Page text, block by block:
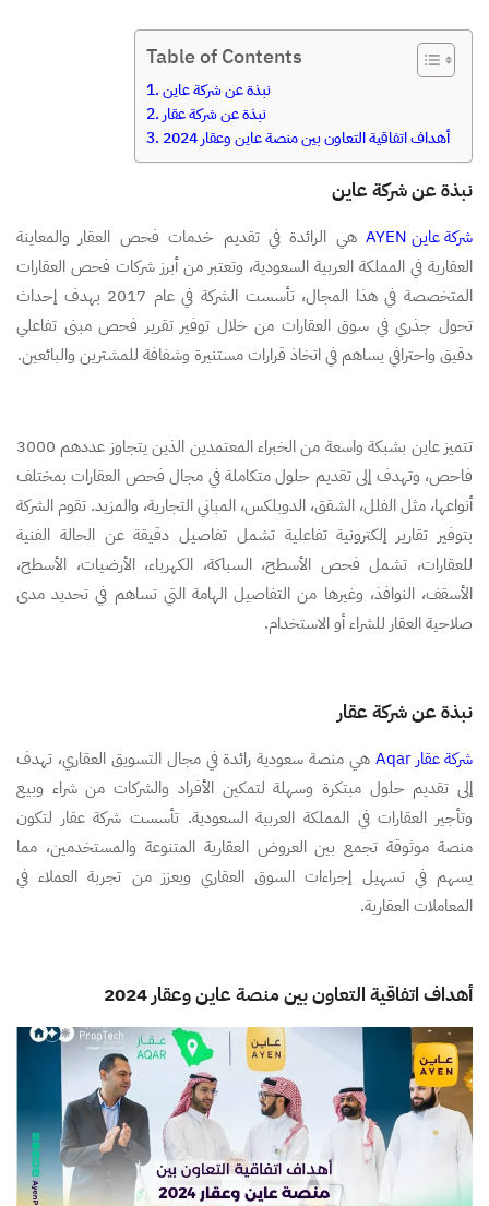
Table of Contents
نبذة عن شركة عاين
نبذة عن شركة عقار
أهداف اتفاقية التعاون بين منصة عاين وعقار 2024
نبذة عن شركة عاين
شركة عاين AYEN
هي الرائدة في تقديم خدمات فحص العقار والمعاينة
العقارية في المملكة العربية السعودية، وتعتبر من أبرز شركات فحص العقارات
المتخصصة في هذا المجال، تأسست الشركة في عام 2017 بهدف إحداث
تحول جذري في سوق العقارات من خلال توفير تقرير فحص مبنى تفاعلي
دقيق واحترافي يساهم في اتخاذ قرارات مستنيرة وشفافة للمشترين والبائعين.
تتميز عاين بشبكة واسعة من الخبراء المعتمدين الذين يتجاوز عددهم 3000
فاحص، وتهدف إلى تقديم حلول متكاملة في مجال فحص العقارات بمختلف
أنواعها، مثل الفلل، الشقق، الدوبلكس، المباني التجارية، والمزيد. تقوم الشركة
بتوفير تقارير إلكترونية تفاعلية تشمل تفاصيل دقيقة عن الحالة الفنية
للعقارات، تشمل فحص الأسطح، السباكة، الكهرباء، الأرضيات، الأسطح،
الأسقف، النوافذ، وغيرها من التفاصيل الهامة التي تساهم في تحديد مدى
صلاحية العقار للشراء أو الاستخدام.
نبذة عن شركة عقار
شركة عقار Aqar
هي منصة سعودية رائدة في مجال التسويق العقاري، تهدف
إلى تقديم حلول مبتكرة وسهلة لتمكين الأفراد والشركات من شراء وبيع
وتأجير العقارات في المملكة العربية السعودية. تأسست شركة عقار لتكون
منصة موثوقة تجمع بين العروض العقارية المتنوعة والمستخدمين، مما
يسهم في تسهيل إجراءات السوق العقاري ويعزز من تجربة العملاء في
المعاملات العقارية.
أهداف اتفاقية التعاون بين منصة عاين وعقار 2024